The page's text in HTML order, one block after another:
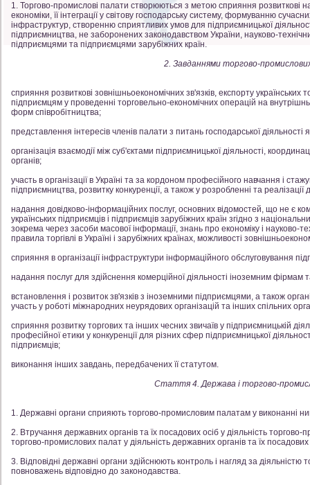
1. Торгово-промислові палати створюються з метою сприяння розвиткові
економіки, її інтеграції у світову господарську систему, формуванню
інфраструктур, створенню сприятливих умов для підприємницької
підприємництва, не заборонених законодавством України, науково-
підприємцями та підприємцями зарубіжних країн.
2. Завданнями торгово-
сприяння розвиткові зовнішньоекономічних зв'язків, експорту українських
підприємцям у проведенні торговельно-економічних операцій на
форм співробітництва;
представлення інтересів членів палати з питань господарської діяльності
організація взаємодії між суб'єктами підприємницької діяльності,
органів;
участь в організації в Україні та за кордоном професійного навчання і
підприємництва, розвитку конкуренції, а також у розробленні та
надання довідково-інформаційних послуг, основних відомостей, що не є
українських підприємців і підприємців зарубіжних країн згідно з
зокрема через засоби масової інформації, знань про економіку і науково-
правила торгівлі в Україні і зарубіжних країнах, можливості
сприяння в організації інфраструктури інформаційного обслуговування
надання послуг для здійснення комерційної діяльності іноземним фірмам
встановлення і розвиток зв'язків з іноземними підприємцями, а також
участь у роботі міжнародних неурядових організацій та інших спільних
сприяння розвитку торгових та інших чесних звичаїв у підприємницькій
професійної етики у конкуренції для різних сфер підприємницької
підприємців;
виконання інших завдань, передбачених її статутом.
Стаття 4. Держава і торгово-
1. Державні органи сприяють торгово-промисловим палатам у виконанні
2. Втручання державних органів та їх посадових осіб у діяльність
торгово-промислових палат у діяльність державних органів та їх
3. Відповідні державні органи здійснюють контроль і нагляд за
повноважень відповідно до законодавства.